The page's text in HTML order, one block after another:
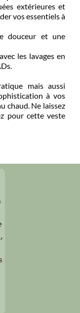
extérieures et
vos essentiels à
douceur et une
les lavages en
mais aussi
à vos
chaud. Ne laissez
pour cette veste